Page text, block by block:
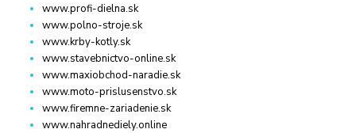
www.profi-dielna.sk
www.polno-stroje.sk
www.krby-kotly.sk
www.stavebnictvo-online.sk
www.maxiobchod-naradie.sk
www.moto-prislusenstvo.sk
www.firemne-zariadenie.sk
www.nahradnediely.online